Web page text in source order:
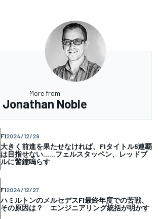
More from
Jonathan Noble
F12024/12/29
大きく前進を果たせなければ、F1タイトル5連覇
は目指せない……フェルスタッペン、レッドブ
ルに警鐘鳴らす
F12024/12/27
ハミルトンのメルセデスF1最終年度での苦戦、
その原因は？ エンジニアリング統括が明かす